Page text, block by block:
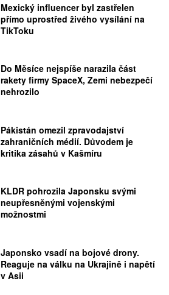
Mexický influencer byl zastřelen
přímo uprostřed živého vysílání na
TikToku
Do Měsíce nejspíše narazila část
rakety firmy SpaceX, Zemi nebezpečí
nehrozilo
Pákistán omezil zpravodajství
zahraničních médií. Důvodem je
kritika zásahů v Kašmíru
KLDR pohrozila Japonsku svými
neupřesněnými vojenskými
možnostmi
Japonsko vsadí na bojové drony.
Reaguje na válku na Ukrajině i napětí
v Asii